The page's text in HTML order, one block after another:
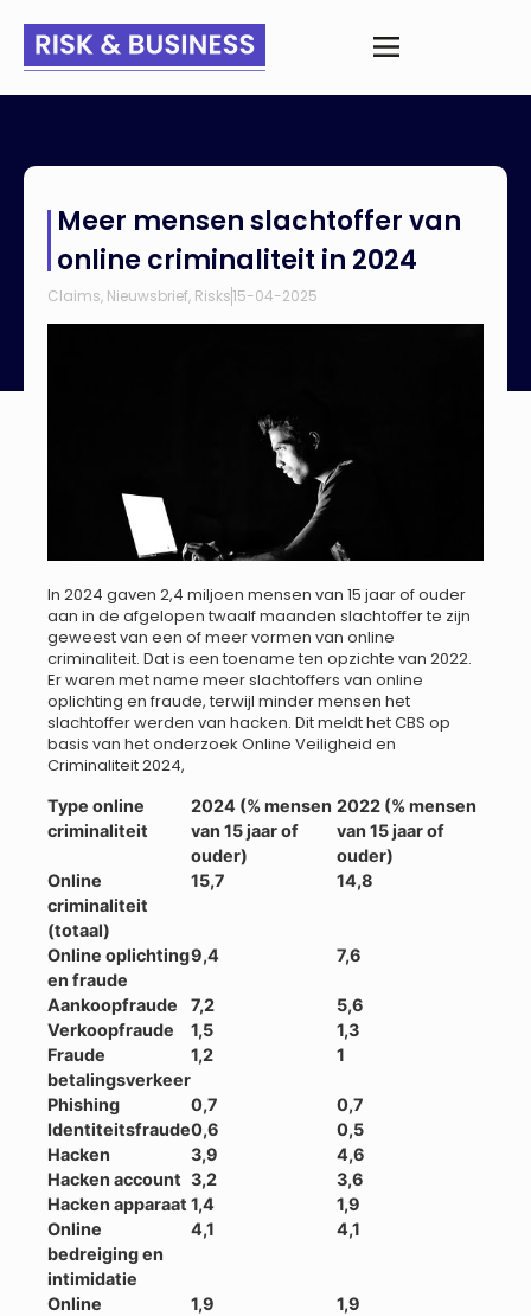
criminaliteit in 2024
Meer mensen slachtoffer van
online criminaliteit in 2024
Claims, Nieuwsbrief, Risks15-04-2025
In 2024 gaven 2,4 miljoen mensen van 15 jaar of ouder
aan in de afgelopen twaalf maanden slachtoffer te zijn
geweest van een of meer vormen van online
criminaliteit. Dat is een toename ten opzichte van 2022.
Er waren met name meer slachtoffers van online
oplichting en fraude, terwijl minder mensen het
slachtoffer werden van hacken. Dit meldt het CBS op
basis van het onderzoek Online Veiligheid en
Criminaliteit 2024,
Type online
criminaliteit
2024 (% mensen
van 15 jaar of
ouder)
2022 (% mensen
van 15 jaar of
ouder)
Online
criminaliteit
(totaal)
15,7 14,8
Online oplichting
en fraude
9,4 7,6
Aankoopfraude 7,2
5,6
Verkoopfraude
1,5
1,3
Fraude
betalingsverkeer
1,2 1
Phishing 0,7
0,7
Identiteitsfraude0,6
0,5
Hacken
3,9
4,6
Hacken account 3,2
3,6
Hacken apparaat 1,4
1,9
Online
bedreiging en
intimidatie
4,1 4,1
Online
1,9 1,9